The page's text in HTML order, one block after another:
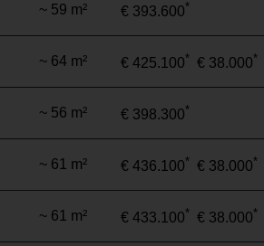
~ 59 m² € 393.600*
~ 64 m² € 425.100* € 38.000*
~ 56 m² € 398.300*
~ 61 m² € 436.100* € 38.000*
~ 61 m² € 433.100* € 38.000*